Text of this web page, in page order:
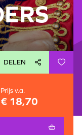
DELEN
Prijs v.a.
€ 18,70